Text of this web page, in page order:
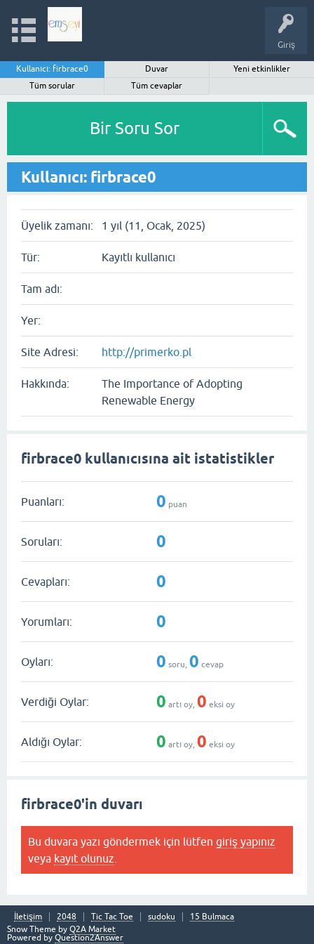
Giriş
Kullanıcı: firbrace0 Duvar
Yeni etkinlikler
Tüm sorular
Tüm cevaplar
Bir Soru Sor
Kullanıcı: firbrace0
Üyelik zamanı: 1 yıl (11, Ocak, 2025)
Tür: Kayıtlı kullanıcı
Tam adı:
Yer:
Site Adresi: http://primerko.pl
Hakkında:
The Importance of Adopting
Renewable Energy
firbrace0 kullanıcısına ait istatistikler
Puanları: 0 puan
Soruları: 0
Cevapları: 0
Yorumları: 0
Oyları: 0 soru, 0 cevap
Verdiği Oylar: 0 artı oy, 0 eksi oy
Aldığı Oylar: 0 artı oy, 0 eksi oy
firbrace0'in duvarı
Bu duvara yazı göndermek için lütfen giriş yapınız
veya kayıt olunuz
İletişim 2048 Tic Tac Toe sudoku
15 Bulmaca
Snow Theme by Q2A Market
Powered by Question2Answer